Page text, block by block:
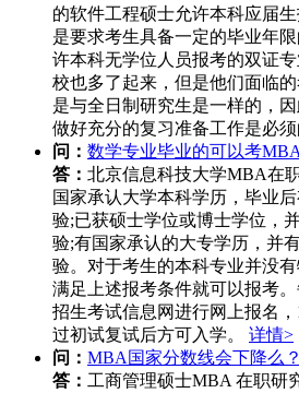
的软件工程硕士允许本科应届
是要求考生具备一定的毕业年
许本科无学位人员报考的双证
校也多了起来，但是他们面临
是与全日制研究生是一样的，
做好充分的复习准备工作是必须
问： 数学专业毕业的可以考
答： 北京信息科技大学MBA在
国家承认大学本科学历，毕业
验;已获硕士学位或博士学位，
验;有国家承认的大专学历，并
验。对于考生的本科专业并没
满足上述报考条件就可以报考
招生考试信息网进行网上报名
过初试复试后方可入学。 详情>
问： MBA国家分数线会下降么？
答： 工商管理硕士MBA 在职研